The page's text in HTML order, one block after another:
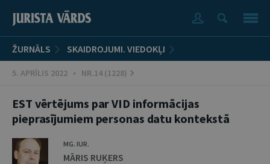
ŽURNĀLS SKAIDROJUMI. VIEDOKĻI
5. APRĪLIS 2022 • NR.14 (1228)
EST vērtējums par VID informācijas
pieprasījumiem personas datu kontekstā
MG. IUR.
MĀRIS RUĶERS